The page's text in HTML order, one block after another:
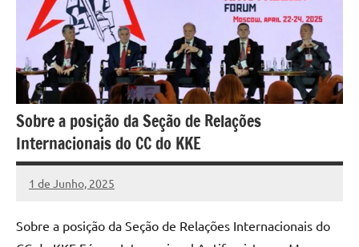
Sobre a posição da Seção de Relações
Internacionais do CC do KKE
1 de Junho, 2025
Pedro
Sobre a posição da Seção de Relações Internacionais do